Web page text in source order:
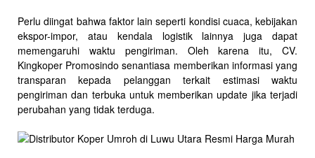
Perlu diingat bahwa faktor lain seperti kondisi cuaca, kebijakan
ekspor-impor, atau kendala logistik lainnya juga dapat
memengaruhi waktu pengiriman. Oleh karena itu, CV.
Kingkoper Promosindo senantiasa memberikan informasi yang
transparan kepada pelanggan terkait estimasi waktu
pengiriman dan terbuka untuk memberikan update jika terjadi
perubahan yang tidak terduga.